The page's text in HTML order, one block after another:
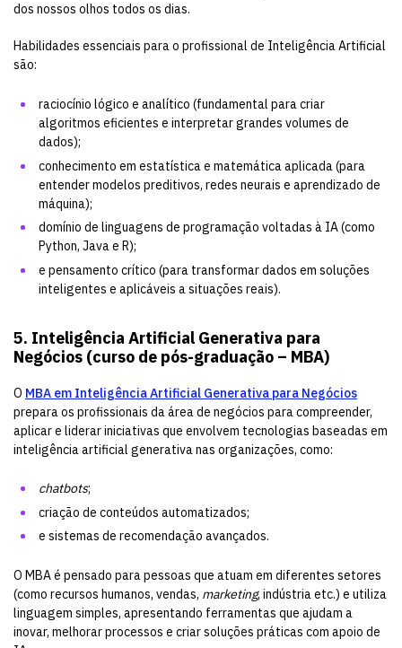
dos nossos olhos todos os dias.
Habilidades essenciais para o profissional de Inteligência Artificial
são:
raciocínio lógico e analítico (fundamental para criar
algoritmos eficientes e interpretar grandes volumes de
dados);
conhecimento em estatística e matemática aplicada (para
entender modelos preditivos, redes neurais e aprendizado de
máquina);
domínio de linguagens de programação voltadas à IA (como
Python, Java e R);
e pensamento crítico (para transformar dados em soluções
inteligentes e aplicáveis a situações reais).
5. Inteligência Artificial Generativa para
Negócios (curso de pós-graduação – MBA)
O MBA em Inteligência Artificial Generativa para Negócios
prepara os profissionais da área de negócios para compreender,
aplicar e liderar iniciativas que envolvem tecnologias baseadas em
inteligência artificial generativa nas organizações, como:
chatbots;
criação de conteúdos automatizados;
e sistemas de recomendação avançados.
O MBA é pensado para pessoas que atuam em diferentes setores
(como recursos humanos, vendas, marketing, indústria etc.) e utiliza
linguagem simples, apresentando ferramentas que ajudam a
inovar, melhorar processos e criar soluções práticas com apoio de